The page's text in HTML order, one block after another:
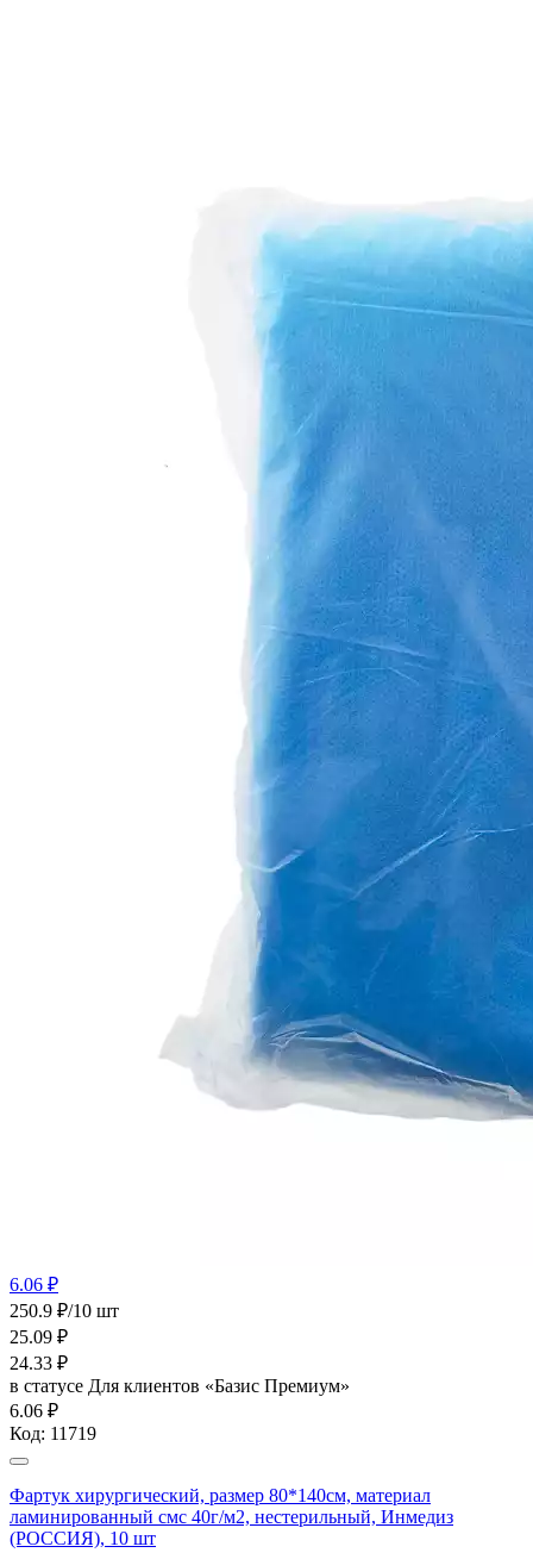
6.06 ₽
250.9 ₽/10 шт
25.09 ₽
24.33 ₽
в статусе Для клиентов «Базис Премиум»
6.06 ₽
Код: 11719
Фартук хирургический, размер 80*140см, материал
ламинированный смс 40г/м2, нестерильный, Инмедиз
(РОССИЯ), 10 шт